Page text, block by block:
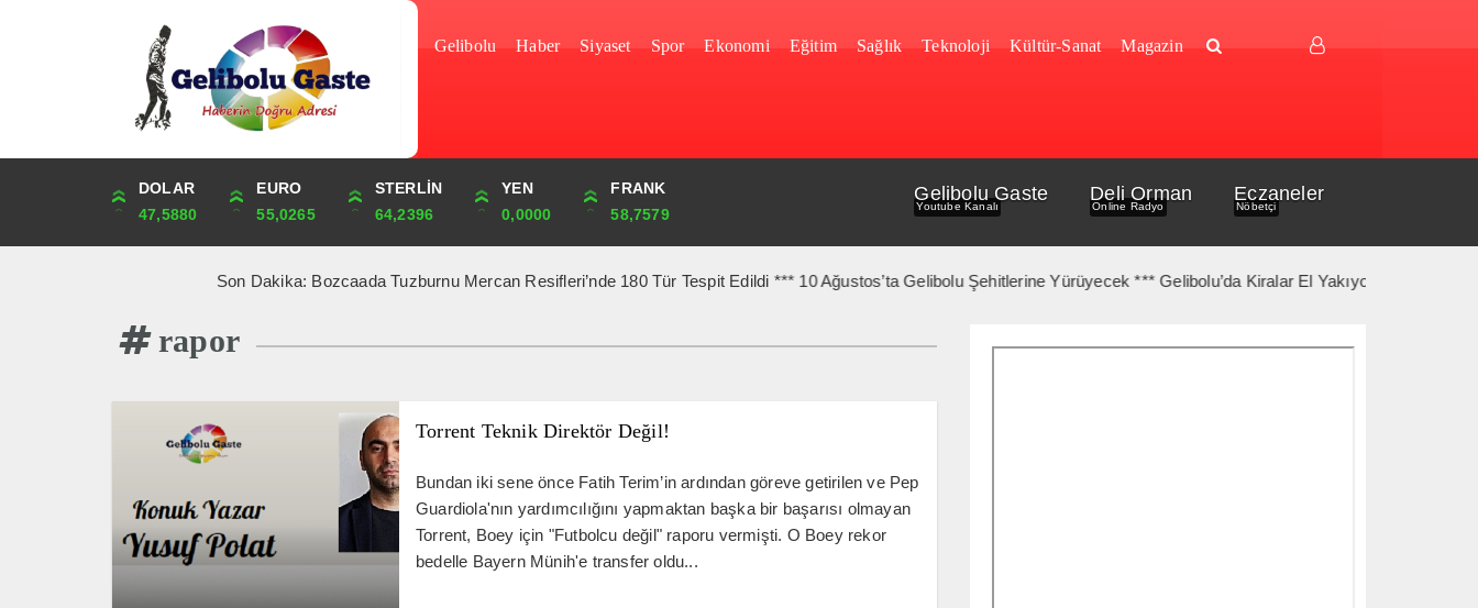
Gelibolu Haber Siyaset Spor Ekonomi Eğitim Sağlık Teknoloji Kültür-Sanat Magazin
DOLAR
47,5880
EURO
55,0265
STERLİN
64,2396
YEN
0,0000
FRANK
58,7579
ONS
4,263,15
ALTIN
6,523,99
ÇEYREK
10,666,73
CUMHURİYET
43,869,00
Gelibolu Gaste
Youtube Kanalı
Deli Orman
Online Radyo
Eczaneler
Nöbetçi
Son Dakika: Bozcaada Tuzburnu Mercan Resifleri’nde 180 Tür Tespit Edildi *** 10 Ağustos’ta Gelibolu Şehitlerine Yürüyecek *** Gelibolu’da Kiralar El Yakıyor *** Gelibolu
rapor
Torrent Teknik Direktör Değil!
Bundan iki sene önce Fatih Terim’in ardından göreve getirilen ve Pep
Guardiola'nın yardımcılığını yapmaktan başka bir başarısı olmayan
Torrent, Boey için "Futbolcu değil" raporu vermişti. O Boey rekor
bedelle Bayern Münih'e transfer oldu...